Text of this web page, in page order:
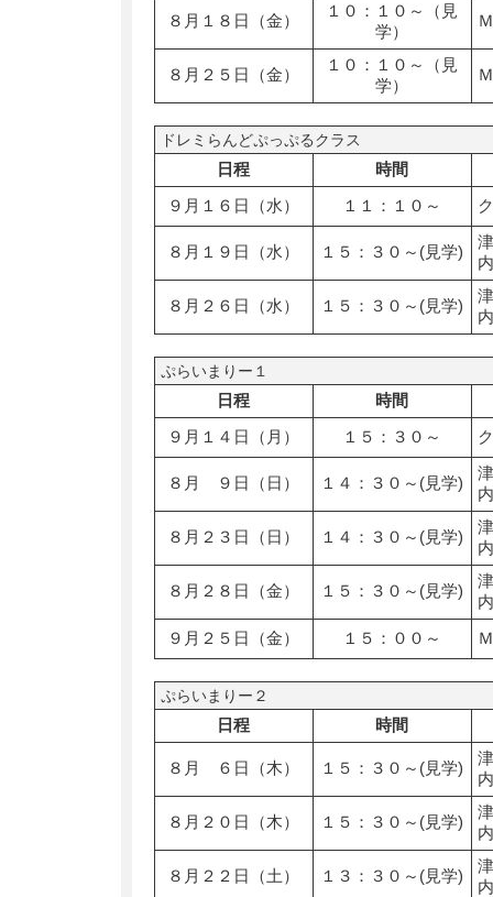
８月１８日（金）
１０：１０～（見
学）
８月２５日（金）
１０：１０～（見
学）
ドレミらんどぷっぷるクラス
日程
時間
９月１６日（水）
１１：１０～
８月１９日（水） １５：３０～(見学)
８月２６日（水） １５：３０～(見学)
ぷらいまりー１
日程
時間
９月１４日（月）
１５：３０～
８月 ９日（日） １４：３０～(見学)
８月２３日（日） １４：３０～(見学)
８月２８日（金） １５：３０～(見学)
９月２５日（金）
１５：００～
ぷらいまりー２
日程 時間
８月 ６日（木） １５：３０～(見学)
８月２０日（木） １５：３０～(見学)
８月２２日（土） １３：３０～(見学)